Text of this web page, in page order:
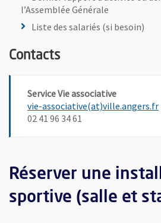
l’Assemblée Générale
Liste des salariés (si besoin)
Contacts
Service Vie associative
vie-associative(at)ville.angers.fr
02 41 96 34 61
Réserver une
sportive (salle et